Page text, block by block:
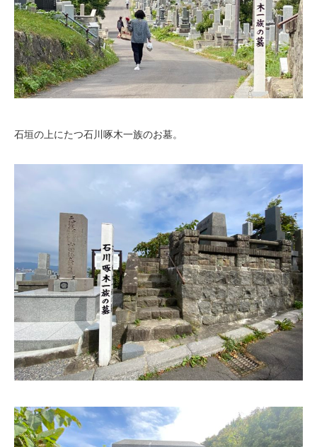
石垣の上にたつ石川啄木一族のお墓。